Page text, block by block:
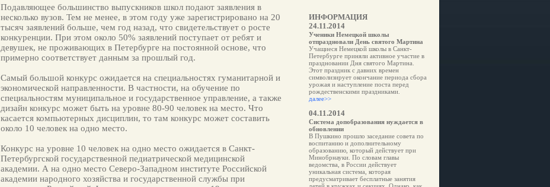
Подавляющее большинство выпускников школ подают заявления в
несколько вузов. Тем не менее, в этом году уже зарегистрировано на 20
тысяч заявлений больше, чем год назад, что свидетельствует о росте
конкуренции. При этом около 50% заявлений поступает от ребят и
девушек, не проживающих в Петербурге на постоянной основе, что
примерно соответствует данным за прошлый год.
Самый большой конкурс ожидается на специальностях гуманитарной и
экономической направленности. В частности, на обучение по
специальностям муниципальное и государственное управление, а также
дизайн конкурс может быть на уровне 80-90 человек на место. Что
касается компьютерных дисциплин, то там конкурс может составить
около 10 человек на одно место.
Конкурс на уровне 10 человек на одно место ожидается в Санкт-
Петербургской государственной педиатрической медицинской
академии. А на одно место Северо-Западном институте Российской
академии народного хозяйства и государственной службы при
ИНФОРМАЦИЯ
24.11.2014
Ученики Немецкой школы
отпраздновали День святого Мартина
Учащиеся Немецкой школы в Санкт-
Петербурге приняли активное участие в
праздновании Дня святого Мартина.
Этот праздник с давних времен
символизирует окончание периода сбора
урожая и наступление поста перед
рождественскими праздниками.
далее>>
04.11.2014
Система допобразования нуждается в
обновлении
В Пушкино прошло заседание совета по
воспитанию и дополнительному
образованию, который действует при
Минобрнауки. По словам главы
ведомства, в России действует
уникальная система, которая
предусматривает бесплатные занятия